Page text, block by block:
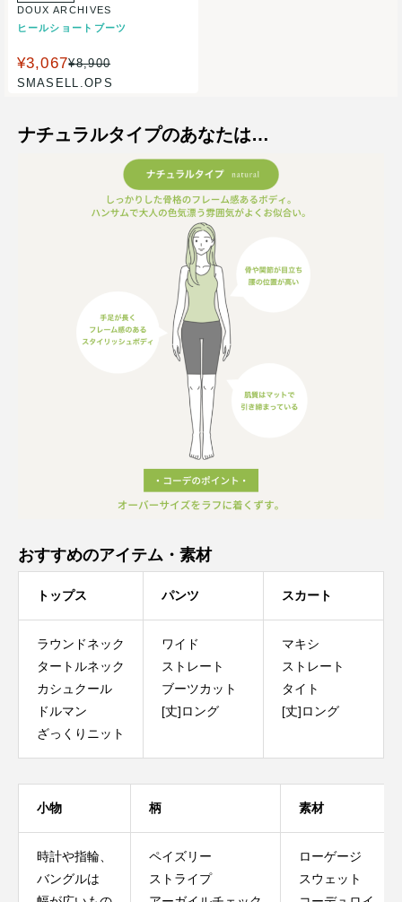
DOUX ARCHIVES
ヒールショートブーツ
¥3,067¥8,900
SMASELL.OPS
ナチュラルタイプのあなたは…
おすすめのアイテム・素材
トップス パンツ スカート
ラウンドネック
タートルネック
カシュクール
ドルマン
ざっくりニット
ワイド
ストレート
ブーツカット
[丈]ロング
マキシ
ストレート
タイト
[丈]ロング
小物 柄 素材
時計や指輪、
バングルは
ペイズリー
ストライプ
ローゲージ
スウェット